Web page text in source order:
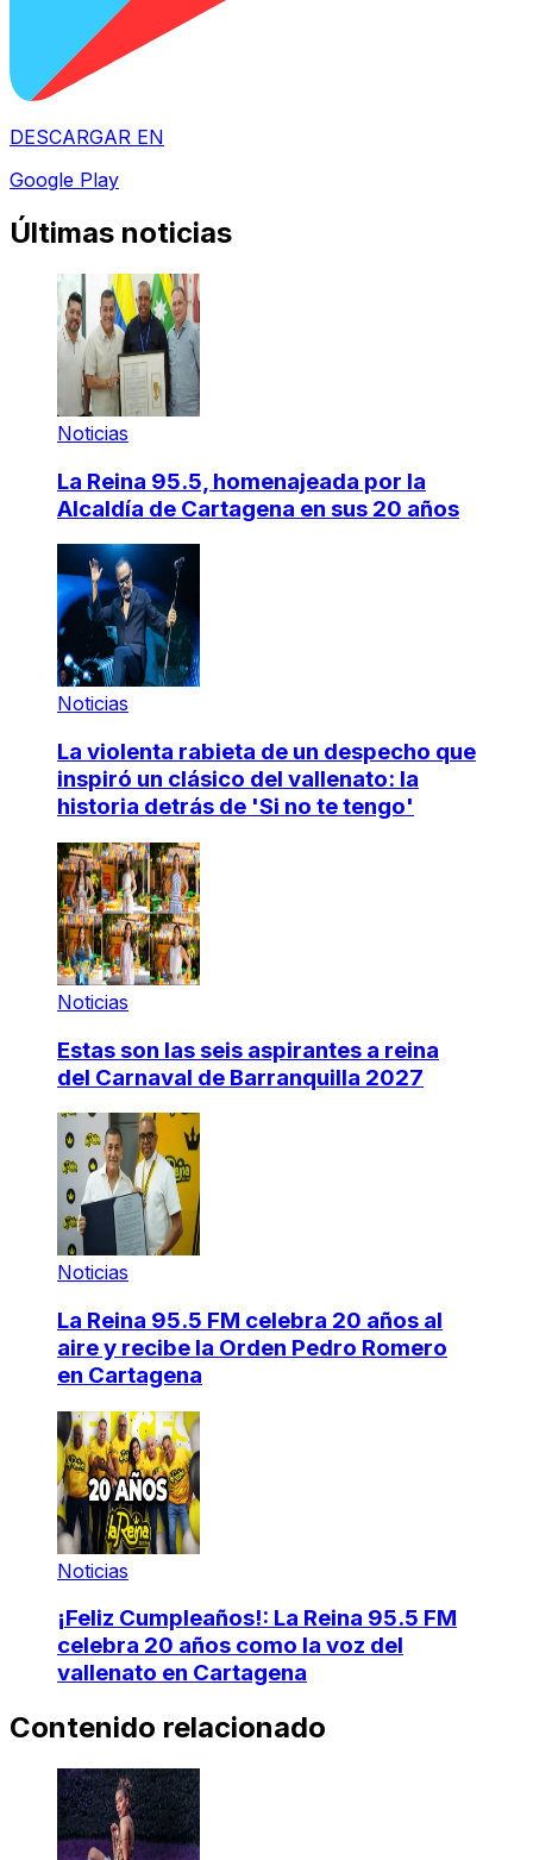
DESCARGAR EN
Google Play
Últimas noticias
Noticias
La Reina 95.5, homenajeada por la
Alcaldía de Cartagena en sus 20 años
Noticias
La violenta rabieta de un despecho que
inspiró un clásico del vallenato: la
historia detrás de 'Si no te tengo'
Noticias
Estas son las seis aspirantes a reina
del Carnaval de Barranquilla 2027
Noticias
La Reina 95.5 FM celebra 20 años al
aire y recibe la Orden Pedro Romero
en Cartagena
Noticias
¡Feliz Cumpleaños!: La Reina 95.5 FM
celebra 20 años como la voz del
vallenato en Cartagena
Contenido relacionado